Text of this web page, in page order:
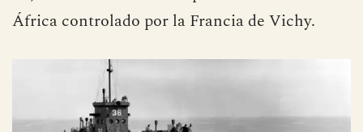
África controlado por la Francia de Vichy.